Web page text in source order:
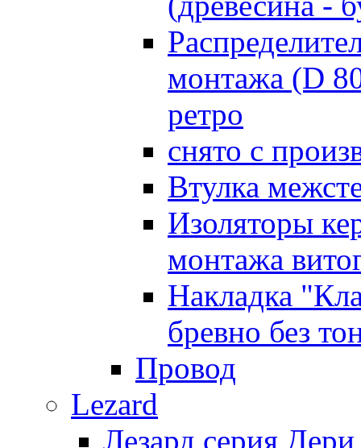
монтажа (D
ретро
снято с
Втулка
Изоляторы
монтажа
Накладка
бревно без
Провод
Lezard
Лезард серия Дери